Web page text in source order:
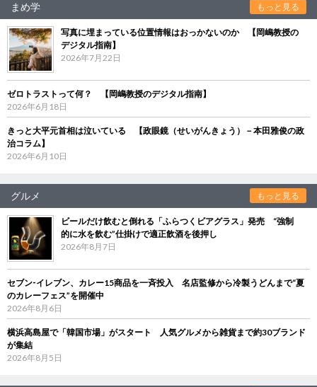
まめ学 もっと見る
写真に埋まっている位置情報はおっかないのか 【岡嶋教授の
デジタル指南】
2026年7月22日
ゼロトラストって何？ 【岡嶋教授のデジタル指南】
2026年6月18日
きっと大平元首相は泣いている 【政眼鏡（せいがんきょう）－本田雅俊の政
治コラム】
2026年6月10日
グルメ もっと見る
ビールだけ飲むと倒れる「ふらつくビアグラス」発売 “強制
的に水を飲む”仕掛けで適正飲酒を後押し
2026年8月7日
セブン‐イレブン、カレー15商品を一斉投入 名店監修から冷製うどんまで“夏
のカレーフェス”を開催中
2026年8月6日
横浜高島屋で「韓国市場」がスタート 人気グルメから雑貨まで約30ブランド
が集結
2026年8月5日